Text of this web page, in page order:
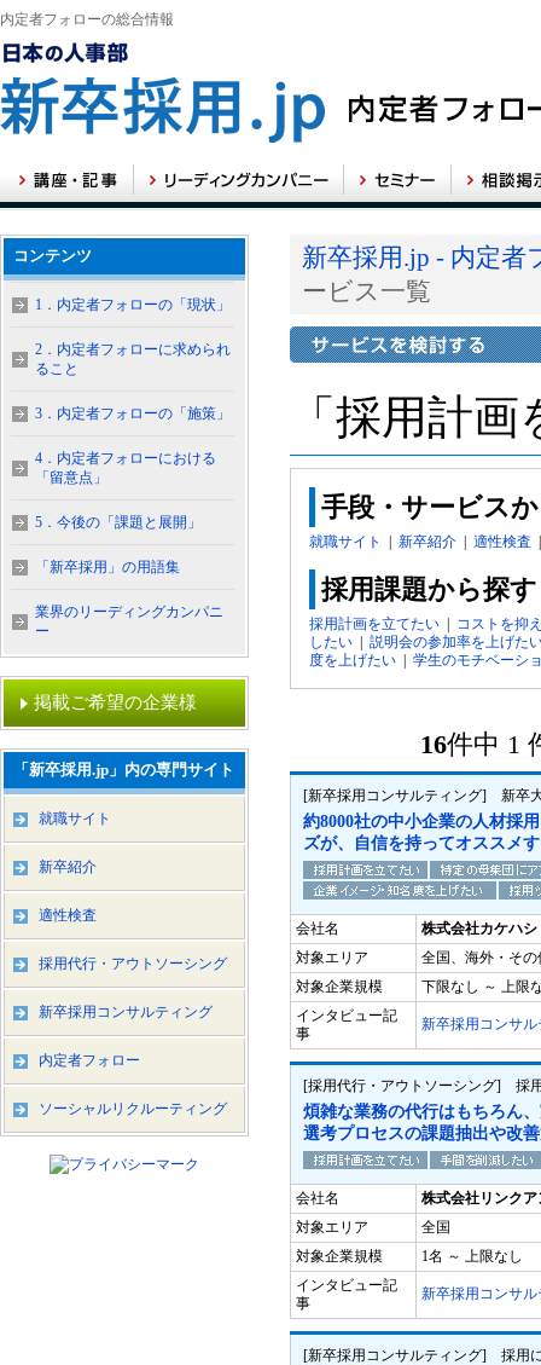
内定者フォローの総合情報
新卒採用.jp - 内定者
ービス一覧
「採用計
手段・サービス
就職サイト 新卒紹介 適性検査
採用課題から探す
採用計画を立てたい
コストを抑
したい
説明会の参加率を上げた
度を上げたい
学生のモチベーシ
16件中 1
[新卒採用コンサルティング] 新卒
約8000社の中小企業の人材採
ズが、自信を持ってオススメ
会社名
株式会社カケハ
対象エリア
全国、海外・その
対象企業規模
下限なし ～ 上限
インタビュー記
事
新卒採用コンサル
[採用代行・アウトソーシング] 採
煩雑な業務の代行はもちろん
選考プロセスの課題抽出や改
会社名
株式会社リンク
対象エリア
全国
対象企業規模
1名 ～ 上限なし
インタビュー記
事
新卒採用コンサル
[新卒採用コンサルティング] 採用
コンテンツ
1．内定者フォローの「現状」
2．内定者フォローに求められ
ること
3．内定者フォローの「施策」
4．内定者フォローにおける
「留意点」
5．今後の「課題と展開」
「新卒採用」の用語集
業界のリーディングカンパニ
ー
掲載ご希望の企業様
「新卒採用.jp」内の専門サイト
就職サイト
新卒紹介
適性検査
採用代行・アウトソーシング
新卒採用コンサルティング
内定者フォロー
ソーシャルリクルーティング